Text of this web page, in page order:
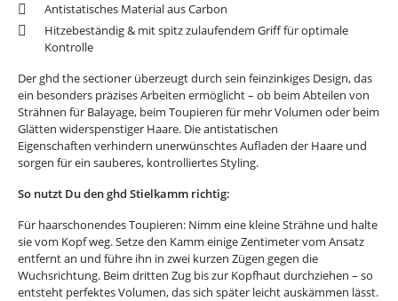
Antistatisches Material aus Carbon
Hitzebeständig & mit spitz zulaufendem Griff für optimale
Kontrolle
Der ghd the sectioner überzeugt durch sein feinzinkiges Design, das
ein besonders präzises Arbeiten ermöglicht – ob beim Abteilen von
Strähnen für Balayage, beim Toupieren für mehr Volumen oder beim
Glätten widerspenstiger Haare. Die antistatischen
Eigenschaften verhindern unerwünschtes Aufladen der Haare und
sorgen für ein sauberes, kontrolliertes Styling.
So nutzt Du den ghd Stielkamm richtig:
Für haarschonendes Toupieren: Nimm eine kleine Strähne und halte
sie vom Kopf weg. Setze den Kamm einige Zentimeter vom Ansatz
entfernt an und führe ihn in zwei kurzen Zügen gegen die
Wuchsrichtung. Beim dritten Zug bis zur Kopfhaut durchziehen – so
entsteht perfektes Volumen, das sich später leicht auskämmen lässt.